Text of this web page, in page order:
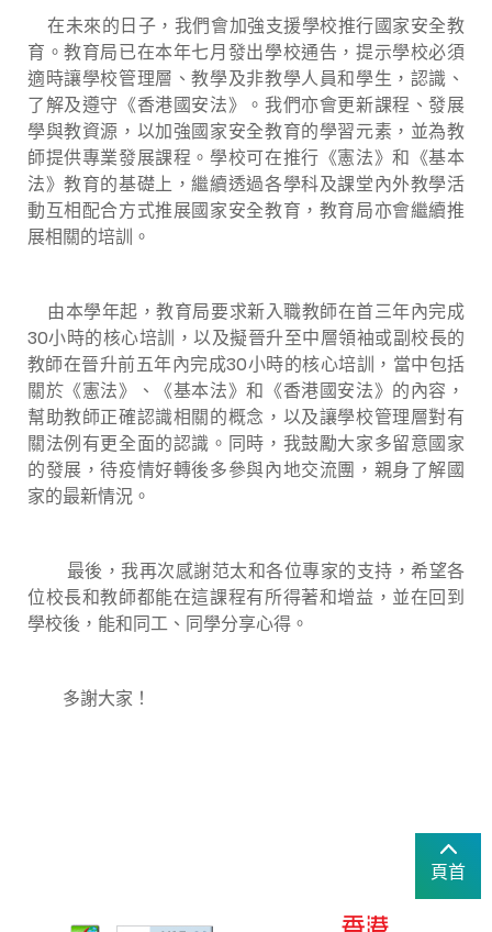
在未來的日子，我們會加強支援學校推行國家安全教
育。教育局已在本年七月發出學校通告，提示學校必須
適時讓學校管理層、教學及非教學人員和學生，認識、
了解及遵守《香港國安法》。我們亦會更新課程、發展
學與教資源，以加強國家安全教育的學習元素，並為教
師提供專業發展課程。學校可在推行《憲法》和《基本
法》教育的基礎上，繼續透過各學科及課堂內外教學活
動互相配合方式推展國家安全教育，教育局亦會繼續推
展相關的培訓。
由本學年起，教育局要求新入職教師在首三年內完成
30小時的核心培訓，以及擬晉升至中層領袖或副校長的
教師在晉升前五年內完成30小時的核心培訓，當中包括
關於《憲法》、《基本法》和《香港國安法》的內容，
幫助教師正確認識相關的概念，以及讓學校管理層對有
關法例有更全面的認識。同時，我鼓勵大家多留意國家
的發展，待疫情好轉後多參與內地交流團，親身了解國
家的最新情況。
最後，我再次感謝范太和各位專家的支持，希望各
位校長和教師都能在這課程有所得著和增益，並在回到
學校後，能和同工、同學分享心得。
多謝大家！
頁首